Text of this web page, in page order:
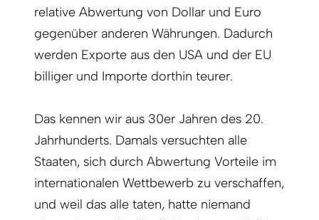
relative Abwertung von Dollar und Euro
gegenüber anderen Währungen. Dadurch
werden Exporte aus den USA und der EU
billiger und Importe dorthin teurer.
Das kennen wir aus 30er Jahren des 20.
Jahrhunderts. Damals versuchten alle
Staaten, sich durch Abwertung Vorteile im
internationalen Wettbewerb zu verschaffen,
und weil das alle taten, hatte niemand